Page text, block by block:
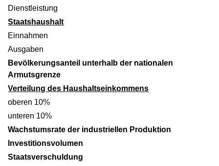
Dienstleistung
Staatshaushalt
Einnahmen
Ausgaben
Bevölkerungsanteil unterhalb der nationalen
Armutsgrenze
Verteilung des Haushaltseinkommens
oberen 10%
unteren 10%
Wachstumsrate der industriellen Produktion
Investitionsvolumen
Staatsverschuldung